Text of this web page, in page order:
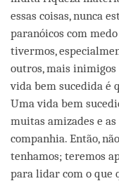
essas coisas, nunca
paranóicos com
tivermos,
outros, mais
vida bem sucedida é
Uma vida bem
muitas amizades e
companhia. Então,
tenhamos; teremos
para lidar com o que